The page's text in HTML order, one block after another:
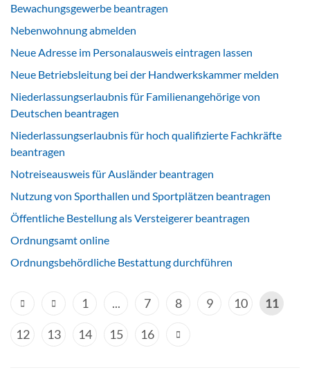
Bewachungsgewerbe beantragen
Nebenwohnung abmelden
Neue Adresse im Personalausweis eintragen lassen
Neue Betriebsleitung bei der Handwerkskammer melden
Niederlassungserlaubnis für Familienangehörige von
Deutschen beantragen
Niederlassungserlaubnis für hoch qualifizierte Fachkräfte
beantragen
Notreiseausweis für Ausländer beantragen
Nutzung von Sporthallen und Sportplätzen beantragen
Öffentliche Bestellung als Versteigerer beantragen
Ordnungsamt online
Ordnungsbehördliche Bestattung durchführen
1 ... 7 8 9 10 11
12 13 14 15 16